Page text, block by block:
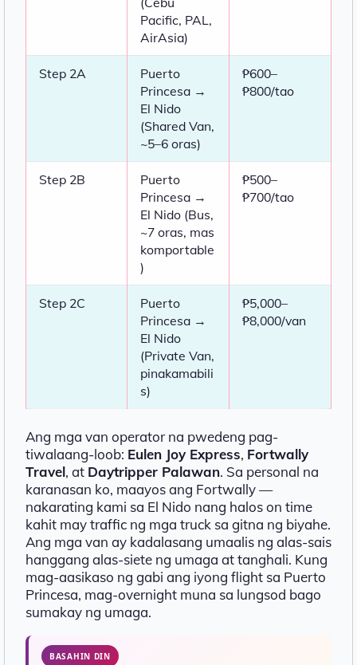
Pacific, PAL,
AirAsia)
Step 2A
Puerto
Princesa →
El Nido
(Shared Van,
~5–6 oras)
₱600–
₱800/tao
Step 2B
Puerto
Princesa →
El Nido (Bus,
~7 oras, mas
komportable
)
₱500–
₱700/tao
Step 2C
Puerto
Princesa →
El Nido
(Private Van,
pinakamabili
s)
₱5,000–
₱8,000/van
Ang mga van operator na pwedeng pag-
tiwalaang-loob: Eulen Joy Express, Fortwally
Travel, at Daytripper Palawan. Sa personal na
karanasan ko, maayos ang Fortwally —
nakarating kami sa El Nido nang halos on time
kahit may traffic ng mga truck sa gitna ng biyahe.
Ang mga van ay kadalasang umaalis ng alas-sais
hanggang alas-siete ng umaga at tanghali. Kung
mag-aasikaso ng gabi ang iyong flight sa Puerto
Princesa, mag-overnight muna sa lungsod bago
sumakay ng umaga.
BASAHIN DIN